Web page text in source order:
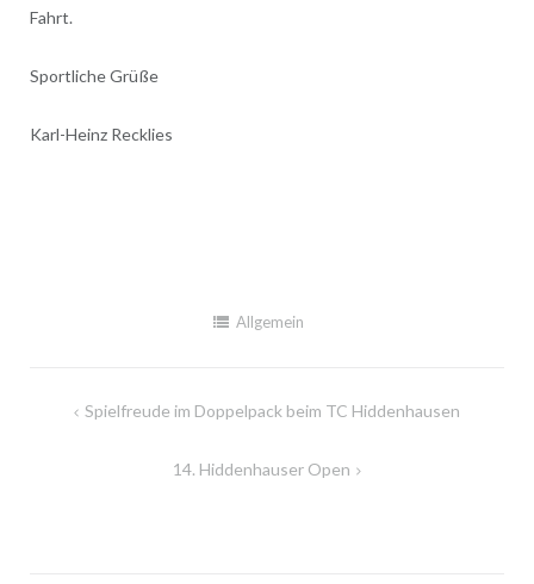
Fahrt.
Sportliche Grüße
Karl-Heinz Recklies
Allgemein
Beitragsnavigation
Spielfreude im Doppelpack beim TC Hiddenhausen
14. Hiddenhauser Open